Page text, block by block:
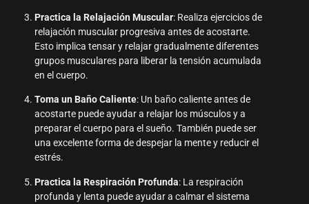
Practica la Relajación Muscular: Realiza ejercicios de
relajación muscular progresiva antes de acostarte.
Esto implica tensar y relajar gradualmente diferentes
grupos musculares para liberar la tensión acumulada
en el cuerpo.
Toma un Baño Caliente: Un baño caliente antes de
acostarte puede ayudar a relajar los músculos y a
preparar el cuerpo para el sueño. También puede ser
una excelente forma de despejar la mente y reducir el
estrés.
Practica la Respiración Profunda: La respiración
profunda y lenta puede ayudar a calmar el sistema